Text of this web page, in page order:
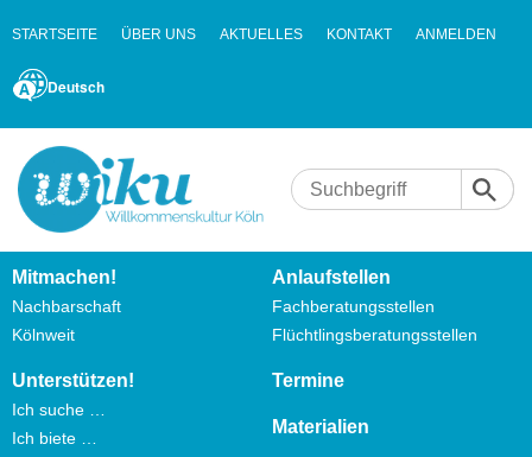
STARTSEITE ÜBER UNS AKTUELLES KONTAKT ANMELDEN
Deutsch
Mitmachen!
Nachbarschaft
Kölnweit
Anlaufstellen
Fachberatungsstellen
Flüchtlingsberatungsstellen
Unterstützen!
Ich suche …
Ich biete …
Termine
Materialien